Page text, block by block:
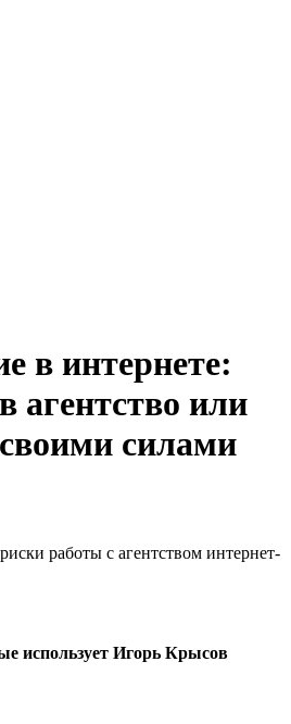
в интернете:
агентство или
силами
работы с агентством интернет-
использует Игорь Крысов